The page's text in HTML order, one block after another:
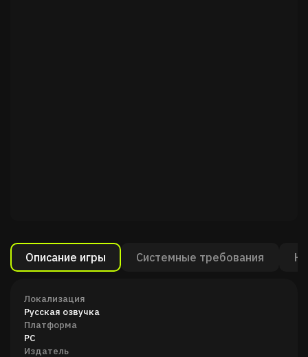
Описание игры Системные требования
Локализация
Русская озвучка
Платформа
PC
Издатель